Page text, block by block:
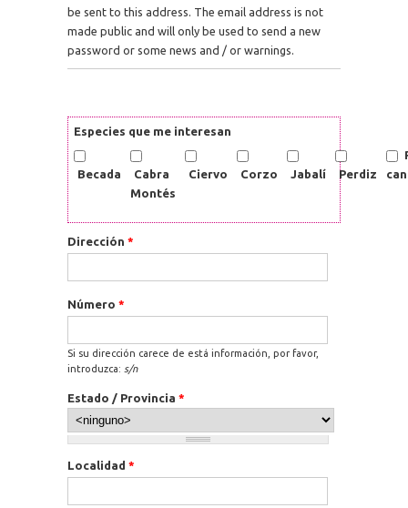
be sent to this address. The email address is not
made public and will only be used to send a new
password or some news and / or warnings.
Especies que me interesan
Becada
Cabra
Montés
Ciervo Corzo Jabalí Perdiz
Dirección *
Número *
Si su dirección carece de está información, por favor,
introduzca: s/n
Estado / Provincia *
Localidad *